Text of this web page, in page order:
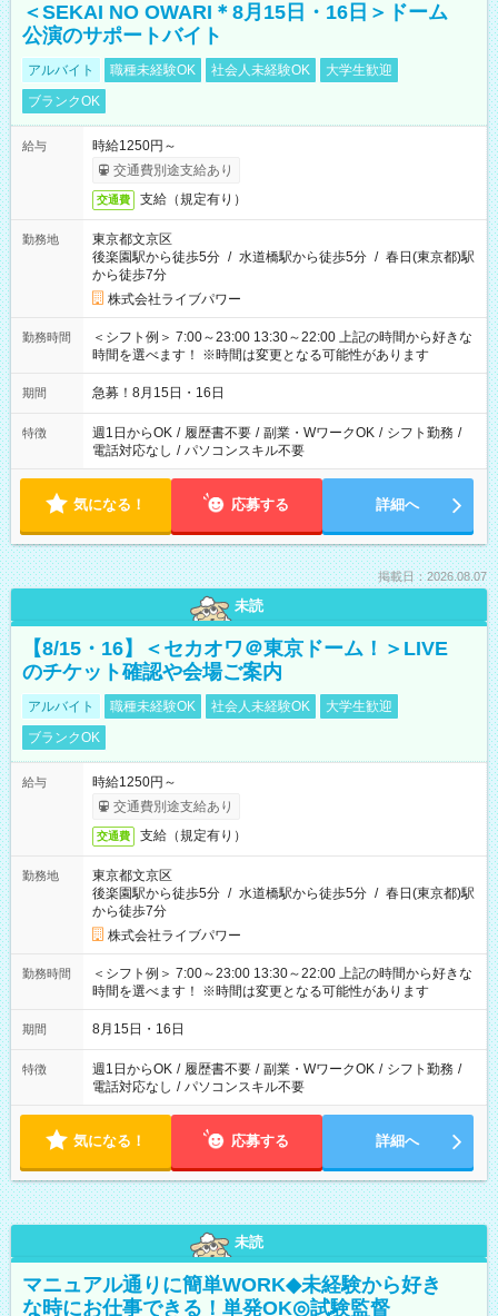
＜SEKAI NO OWARI＊8月15日・16日＞ドーム
公演のサポートバイト
アルバイト 職種未経験OK 社会人未経験OK
大学生歓迎
ブランクOK
給与
時給1250円～
交通費別途支給あり
交通費 支給（規定有り）
勤務地
東京都文京区
後楽園駅から徒歩5分 / 水道橋駅から徒歩5分 / 春日(東京都)駅
から徒歩7分
株式会社ライブパワー
勤務時間
＜シフト例＞ 7:00～23:00 13:30～22:00 上記の時間から好きな
時間を選べます！ ※時間は変更となる可能性があります
期間 急募！8月15日・16日
特徴 週1日からOK / 履歴書不要 / 副業・WワークOK / シフト勤務 /
電話対応なし / パソコンスキル不要
気になる！ 応募する 詳細へ
掲載日：2026.08.07
未読
【8/15・16】＜セカオワ＠東京ドーム！＞LIVE
のチケット確認や会場ご案内
アルバイト 職種未経験OK 社会人未経験OK
大学生歓迎
ブランクOK
給与
時給1250円～
交通費別途支給あり
交通費 支給（規定有り）
勤務地
東京都文京区
後楽園駅から徒歩5分 / 水道橋駅から徒歩5分 / 春日(東京都)駅
から徒歩7分
株式会社ライブパワー
勤務時間
＜シフト例＞ 7:00～23:00 13:30～22:00 上記の時間から好きな
時間を選べます！ ※時間は変更となる可能性があります
期間 8月15日・16日
特徴 週1日からOK / 履歴書不要 / 副業・WワークOK / シフト勤務 /
電話対応なし / パソコンスキル不要
気になる！ 応募する 詳細へ
未読
マニュアル通りに簡単WORK◆未経験から好き
な時にお仕事できる！単発OK◎試験監督